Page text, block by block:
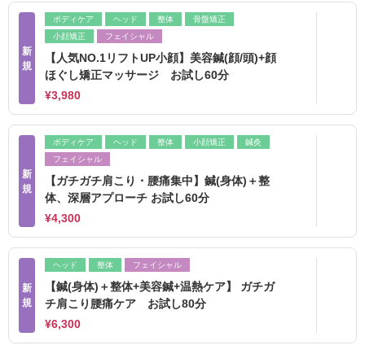
新
規
ボディケア ヘッド 整体
骨盤矯正
小顔矯正
フェイシャル
【人気NO.1リフトUP小顔】美容鍼(顔/頭)+顔
ほぐし矯正マッサージ お試し60分
¥3,980
新
規
ボディケア ヘッド 整体 小顔矯正
鍼灸
フェイシャル
【ガチガチ肩こり・腰痛集中】鍼(身体)＋整
体、深層アプローチ お試し60分
¥4,300
新
規
ヘッド 整体 フェイシャル
【鍼(身体)＋整体+美容鍼+温熱ケア】 ガチガ
チ肩こり腰痛ケア お試し80分
¥6,300